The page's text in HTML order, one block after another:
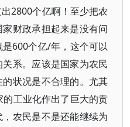
2800个亿啊！至少把农
财政承担起来是没有问
600个亿/年，这个可以
系。应该是国家为农民
状况是不合理的。尤其
工业化作出了巨大的贡
农民是不是还能继续为